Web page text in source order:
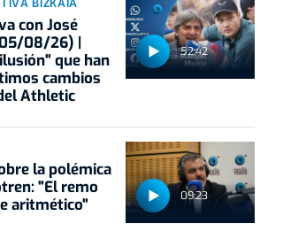
52:42
BIZKAIA
con José
08/26) |
que han
cambios
Athletic
09:23
la polémica
"El remo
aritmético"